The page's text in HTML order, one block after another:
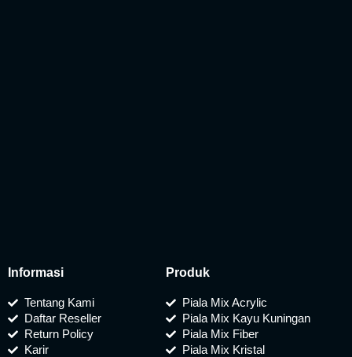
Informasi
Tentang Kami
Daftar Reseller
Return Policy
Karir
Produk
Piala Mix Acrylic
Piala Mix Kayu Kuningan
Piala Mix Fiber
Piala Mix Kristal